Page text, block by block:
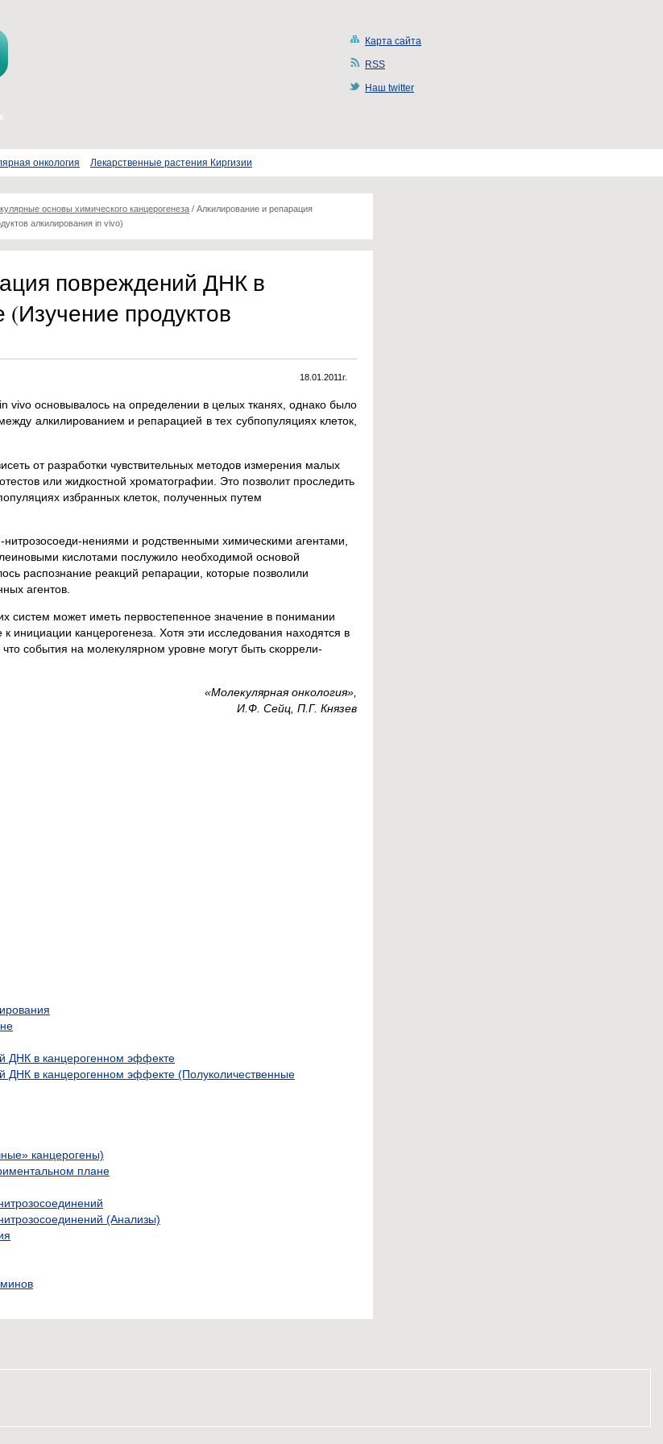
Карта сайта
RSS
Наш twitter
онкология Лекарственные растения Киргизии
основы химического канцерогенеза / Алкилирование и репарация
алкилирования in vivo)
повреждений ДНК в
продуктов
18.01.2011г.
vivo основывалось на определении в целых тканях, однако было
алкилированием и репарацией в тех субпопуляциях клеток,
от разработки чувствительных методов измерения малых
или жидкостной хроматографии. Это позволит проследить
избранных клеток, полученных путем
нениями и родственными химическими агентами,
кислотами послужило необходимой основой
распознание реакций репарации, которые позволили
агентов.
систем может иметь первостепенное значение в понимании
канцерогенеза. Хотя эти исследования находятся в
события на молекулярном уровне могут быть скоррели-
«Молекулярная онкология»,
И.Ф. Сейц, П.Г. Князев
ДНК в канцерогенном эффекте
ДНК в канцерогенном эффекте (Полуколичественные
канцерогены)
плане
(Анализы)